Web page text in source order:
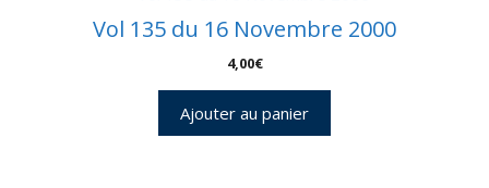
Vol 135 du 16 Novembre 2000
4,00€
Ajouter au panier